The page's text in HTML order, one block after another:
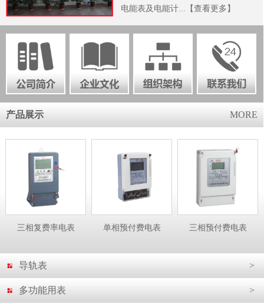
电能表及电能计...【查看更多】
产品展示 MORE
复费率电表 单相预付费电表 三相预付费电表 单相
导轨表 >
多功能用表 >